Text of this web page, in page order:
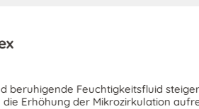
steigert dank des
aufrecht und verbessert so